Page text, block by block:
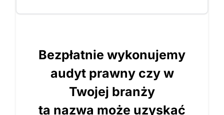
Bezpłatnie wykonujemy
audyt prawny czy w
Twojej branży
ta nazwa może uzyskać